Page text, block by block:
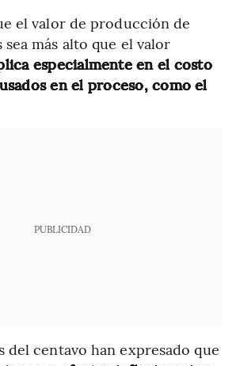
el valor de producción de
más alto que el valor
especialmente en el costo
en el proceso, como el
PUBLICIDAD
del centavo han expresado que